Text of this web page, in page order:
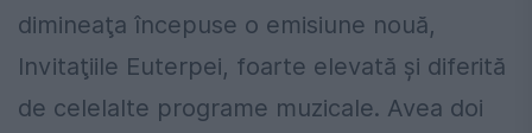
dimineaţa începuse o emisiune nouă,
Invitaţiile Euterpei, foarte elevată şi diferită
de celelalte programe muzicale. Avea doi